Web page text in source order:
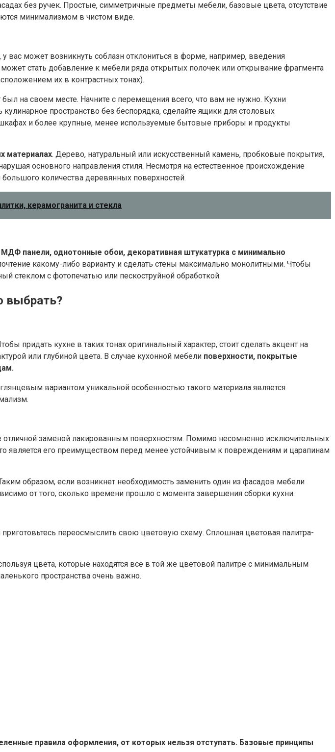
без ручек. Простые, симметричные предметы мебели, базовые цвета, отсутствие
минимализмом в чистом виде.
вас может возникнуть соблазн отклониться в форме, например, введения
стать добавление к мебели ряда открытых полочек или открывание фрагмента
их в контрастных тонах).
на своем месте. Начните с перемещения всего, что вам не нужно. Кухни
пространство без беспорядка, сделайте ящики для столовых
и более крупные, менее используемые бытовые приборы и продукты
материалах. Дерево, натуральный или искусственный камень, пробковые покрытия,
основного направления стиля. Несмотря на естественное происхождение
большого количества деревянных поверхностей.
керамогранита и стекла
панели, однотонные обои, декоративная штукатурка с минимально
какому-либо варианту и сделать стены максимально монолитными. Чтобы
стеклом с фотопечатью или пескоструйной обработкой.
выбрать?
придать кухне в таких тонах оригинальный характер, стоит сделать акцент на
или глубиной цвета. В случае кухонной мебели поверхности, покрытые
вариантом уникальной особенностью такого материала является
отличной заменой лакированным поверхностям. Помимо несомненно исключительных
является его преимуществом перед менее устойчивым к повреждениям и царапинам
образом, если возникнет необходимость заменить один из фасадов мебели
от того, сколько времени прошло с момента завершения сборки кухни.
переосмыслить свою цветовую схему. Сплошная цветовая палитра-
цвета, которые находятся все в той же цветовой палитре с минимальным
пространства очень важно.
правила оформления, от которых нельзя отступать. Базовые принципы